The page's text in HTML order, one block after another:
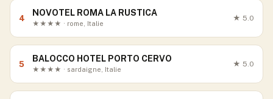
4
NOVOTEL ROMA LA RUSTICA
★★★★ · rome, Italie
★ 5.0
5
BALOCCO HOTEL PORTO CERVO
★★★★ · sardaigne, Italie
★ 5.0